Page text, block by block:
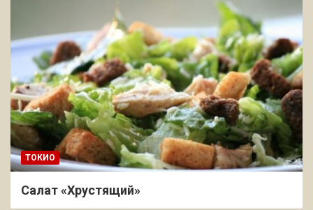
ТОКИО
Салат «Хрустящий»